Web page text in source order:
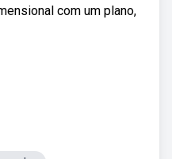
com um plano,